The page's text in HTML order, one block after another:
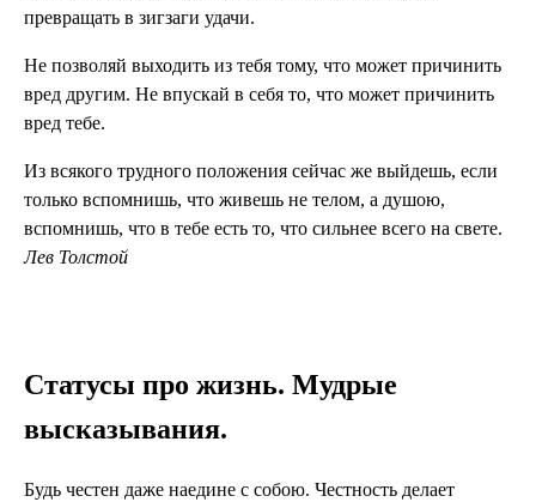
превращать в зигзаги удачи.
Не позволяй выходить из тебя тому, что может причинить
вред другим. Не впускай в себя то, что может причинить
вред тебе.
Из всякого трудного положения сейчас же выйдешь, если
только вспомнишь, что живешь не телом, а душою,
вспомнишь, что в тебе есть то, что сильнее всего на свете.
Лев Толстой
Статусы про жизнь. Мудрые
высказывания.
Будь честен даже наедине с собою. Честность делает